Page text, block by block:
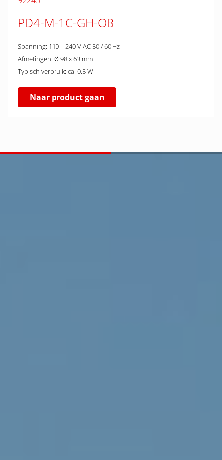
PD4-M-1C-GH-OB
Spanning: 110 – 240 V AC 50 / 60 Hz
Afmetingen: Ø 98 x 63 mm
Typisch verbruik: ca. 0.5 W
Naar product gaan